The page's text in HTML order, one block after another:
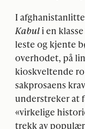
I
Kabuli en
leste og kjente
overhodet, på
kioskveltende
sakprosaens
understreker at
«virkelige
trekk av